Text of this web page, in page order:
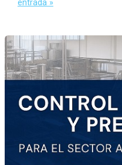
entrada »